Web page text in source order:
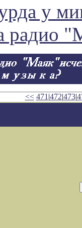
у
радио
<< 471 |472|473|